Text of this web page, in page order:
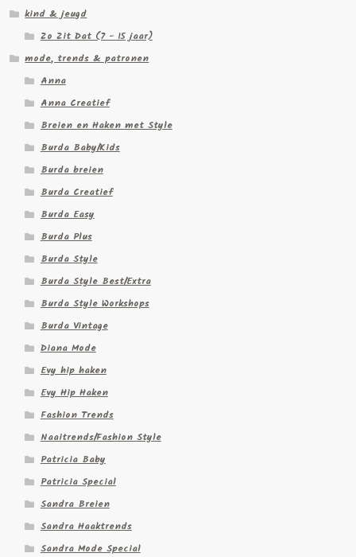
kind & jeugd
Zo Zit Dat (7 - 15 jaar)
mode, trends & patronen
Anna
Anna Creatief
Breien en Haken met Style
Burda Baby/Kids
Burda breien
Burda Creatief
Burda Easy
Burda Plus
Burda Style
Burda Style Best/Extra
Burda Style Workshops
Burda Vintage
Diana Mode
Evy hip haken
Evy Hip Haken
Fashion Trends
Naaitrends/Fashion Style
Patricia Baby
Patricia Special
Sandra Breien
Sandra Haaktrends
Sandra Mode Special